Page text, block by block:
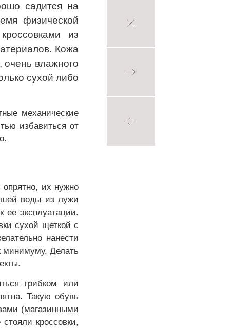
садится на
физической
из
Кожа
очень влажного
сухой либо
механические
избавиться от
опрятно, их нужно
воды из лужи
ее эксплуатации.
сухой щеткой с
нанести
минимуму. Делать
грибком или
Такую обувь
(магазинными
кроссовки,